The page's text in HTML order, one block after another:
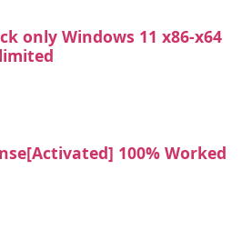
only Windows 11 x86-x64
100% Worked